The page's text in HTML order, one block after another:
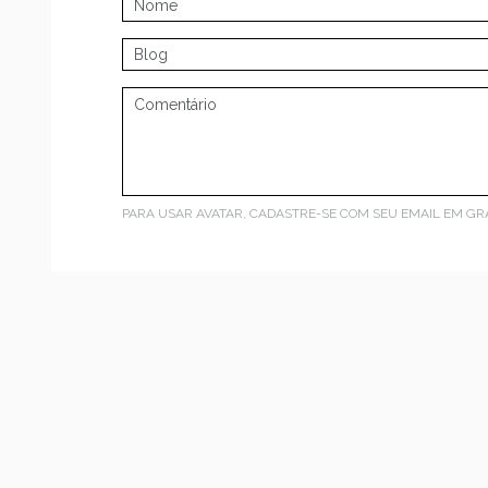
PARA USAR AVATAR, CADASTRE-SE COM SEU EMAIL EM